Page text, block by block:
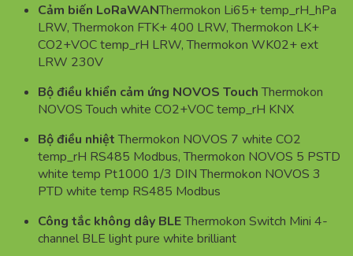
Cảm biến LoRaWANThermokon Li65+ temp_rH_hPa
LRW, Thermokon FTK+ 400 LRW, Thermokon LK+
CO2+VOC temp_rH LRW, Thermokon WK02+ ext
LRW 230V
Bộ điều khiển cảm ứng NOVOS TouchThermokon
NOVOS Touch white CO2+VOC temp_rH KNX
Bộ điều nhiệtThermokon NOVOS 7 white CO2
temp_rH RS485 Modbus, Thermokon NOVOS 5 PSTD
white temp Pt1000 1/3 DIN Thermokon NOVOS 3
PTD white temp RS485 Modbus
Công tắc không dây BLEThermokon Switch Mini 4-
channel BLE light pure white brilliant